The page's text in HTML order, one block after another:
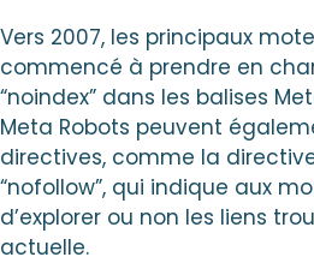
Vers 2007, les principaux
commencé à prendre en
“noindex” dans les balises
Meta Robots peuvent
directives, comme la
“nofollow”, qui indique aux
d’explorer ou non les liens
actuelle.